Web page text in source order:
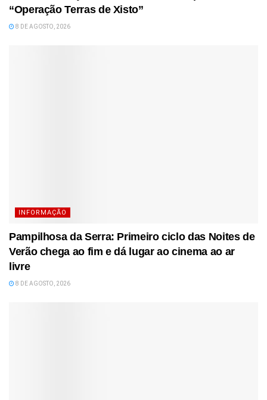
“Operação Terras de Xisto”
8 DE AGOSTO, 2026
INFORMAÇÃO
Pampilhosa da Serra: Primeiro ciclo das Noites de
Verão chega ao fim e dá lugar ao cinema ao ar
livre
8 DE AGOSTO, 2026